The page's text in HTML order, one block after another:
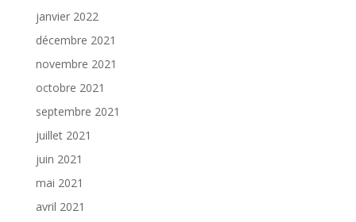
janvier 2022
décembre 2021
novembre 2021
octobre 2021
septembre 2021
juillet 2021
juin 2021
mai 2021
avril 2021